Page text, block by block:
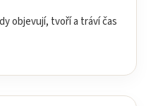
objevují, tvoří a tráví čas